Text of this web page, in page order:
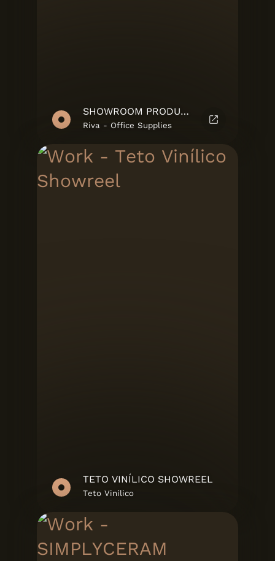
SHOWROOM PRODUTO
Riva - Office Supplies
TETO VINÍLICO SHOWREEL
Teto Vinílico